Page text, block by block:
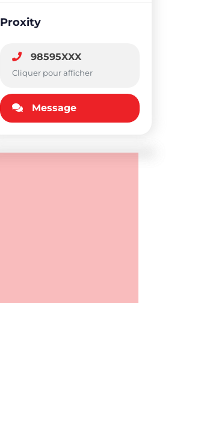
Proxity
98595XXX
Cliquer pour afficher
Message